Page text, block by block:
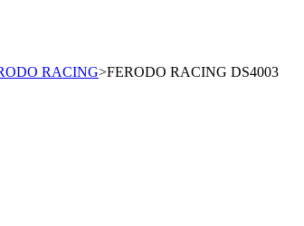
RACING>FERODO RACING DS4003